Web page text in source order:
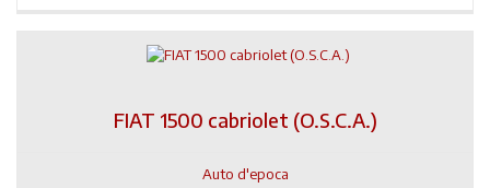
FIAT 1500 cabriolet (O.S.C.A.)
Auto d'epoca